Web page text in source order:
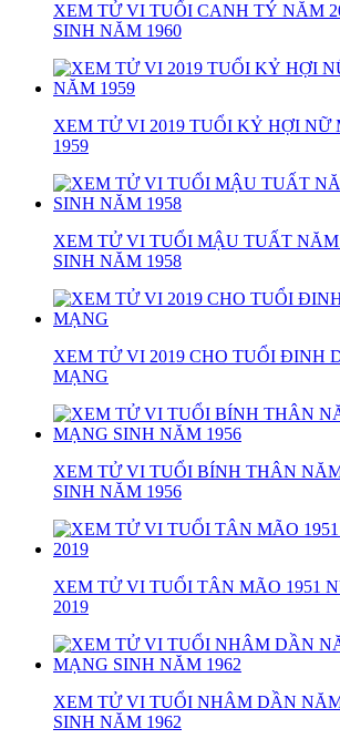
XEM TỬ VI TUỔI CANH TÝ NĂM
SINH NĂM 1960
XEM TỬ VI 2019 TUỔI KỶ HỢI NỮ
1959
XEM TỬ VI TUỔI MẬU TUẤT NĂM
SINH NĂM 1958
XEM TỬ VI 2019 CHO TUỔI ĐINH
MẠNG
XEM TỬ VI TUỔI BÍNH THÂN
SINH NĂM 1956
XEM TỬ VI TUỔI TÂN MÃO 1951
2019
XEM TỬ VI TUỔI NHÂM DẦN
SINH NĂM 1962